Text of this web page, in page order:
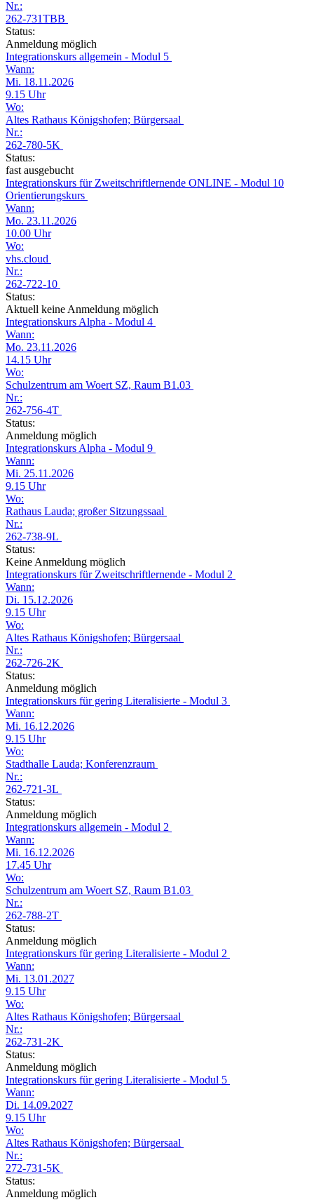
Nr.:
262-731TBB
Status:
Anmeldung möglich
Integrationskurs allgemein - Modul 5
Wann:
Mi. 18.11.2026
9.15 Uhr
Wo:
Altes Rathaus Königshofen; Bürgersaal
Nr.:
262-780-5K
Status:
fast ausgebucht
Integrationskurs für Zweitschriftlernende ONLINE - Modul 10
Orientierungskurs
Wann:
Mo. 23.11.2026
10.00 Uhr
Wo:
vhs.cloud
Nr.:
262-722-10
Status:
Aktuell keine Anmeldung möglich
Integrationskurs Alpha - Modul 4
Wann:
Mo. 23.11.2026
14.15 Uhr
Wo:
Schulzentrum am Woert SZ, Raum B1.03
Nr.:
262-756-4T
Status:
Anmeldung möglich
Integrationskurs Alpha - Modul 9
Wann:
Mi. 25.11.2026
9.15 Uhr
Wo:
Rathaus Lauda; großer Sitzungssaal
Nr.:
262-738-9L
Status:
Keine Anmeldung möglich
Integrationskurs für Zweitschriftlernende - Modul 2
Wann:
Di. 15.12.2026
9.15 Uhr
Wo:
Altes Rathaus Königshofen; Bürgersaal
Nr.:
262-726-2K
Status:
Anmeldung möglich
Integrationskurs für gering Literalisierte - Modul 3
Wann:
Mi. 16.12.2026
9.15 Uhr
Wo:
Stadthalle Lauda; Konferenzraum
Nr.:
262-721-3L
Status:
Anmeldung möglich
Integrationskurs allgemein - Modul 2
Wann:
Mi. 16.12.2026
17.45 Uhr
Wo:
Schulzentrum am Woert SZ, Raum B1.03
Nr.:
262-788-2T
Status:
Anmeldung möglich
Integrationskurs für gering Literalisierte - Modul 2
Wann:
Mi. 13.01.2027
9.15 Uhr
Wo:
Altes Rathaus Königshofen; Bürgersaal
Nr.:
262-731-2K
Status:
Anmeldung möglich
Integrationskurs für gering Literalisierte - Modul 5
Wann:
Di. 14.09.2027
9.15 Uhr
Wo:
Altes Rathaus Königshofen; Bürgersaal
Nr.:
272-731-5K
Status:
Anmeldung möglich